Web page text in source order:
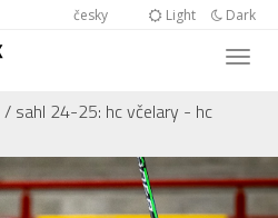
česky Light Dark
/ sahl 24-25: hc včelary - hc